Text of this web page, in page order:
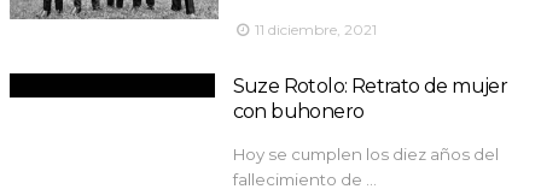
11 diciembre, 2021
Suze Rotolo: Retrato de mujer
con buhonero
Hoy se cumplen los diez años del
fallecimiento de …